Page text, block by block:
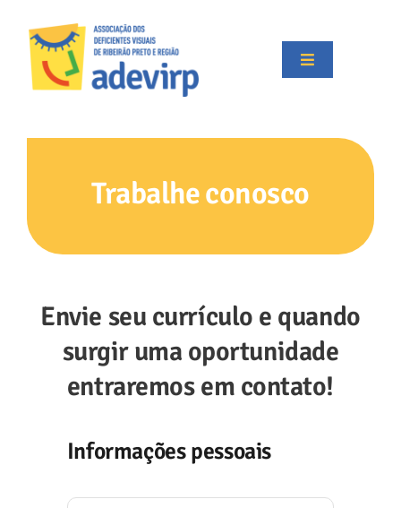
content
Toggle
Projetos
Transparência
Trabalhe conosco
Envie seu currículo e quando
surgir uma oportunidade
entraremos em contato!
Informações pessoais